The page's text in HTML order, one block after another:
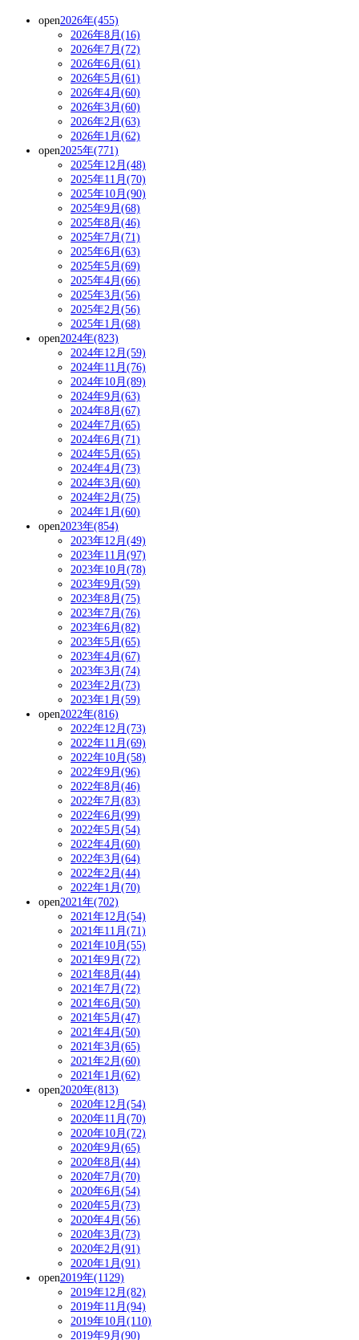
open2026年(455)
2026年8月(16)
2026年7月(72)
2026年6月(61)
2026年5月(61)
2026年4月(60)
2026年3月(60)
2026年2月(63)
2026年1月(62)
open2025年(771)
2025年12月(48)
2025年11月(70)
2025年10月(90)
2025年9月(68)
2025年8月(46)
2025年7月(71)
2025年6月(63)
2025年5月(69)
2025年4月(66)
2025年3月(56)
2025年2月(56)
2025年1月(68)
open2024年(823)
2024年12月(59)
2024年11月(76)
2024年10月(89)
2024年9月(63)
2024年8月(67)
2024年7月(65)
2024年6月(71)
2024年5月(65)
2024年4月(73)
2024年3月(60)
2024年2月(75)
2024年1月(60)
open2023年(854)
2023年12月(49)
2023年11月(97)
2023年10月(78)
2023年9月(59)
2023年8月(75)
2023年7月(76)
2023年6月(82)
2023年5月(65)
2023年4月(67)
2023年3月(74)
2023年2月(73)
2023年1月(59)
open2022年(816)
2022年12月(73)
2022年11月(69)
2022年10月(58)
2022年9月(96)
2022年8月(46)
2022年7月(83)
2022年6月(99)
2022年5月(54)
2022年4月(60)
2022年3月(64)
2022年2月(44)
2022年1月(70)
open2021年(702)
2021年12月(54)
2021年11月(71)
2021年10月(55)
2021年9月(72)
2021年8月(44)
2021年7月(72)
2021年6月(50)
2021年5月(47)
2021年4月(50)
2021年3月(65)
2021年2月(60)
2021年1月(62)
open2020年(813)
2020年12月(54)
2020年11月(70)
2020年10月(72)
2020年9月(65)
2020年8月(44)
2020年7月(70)
2020年6月(54)
2020年5月(73)
2020年4月(56)
2020年3月(73)
2020年2月(91)
2020年1月(91)
open2019年(1129)
2019年12月(82)
2019年11月(94)
2019年10月(110)
2019年9月(90)